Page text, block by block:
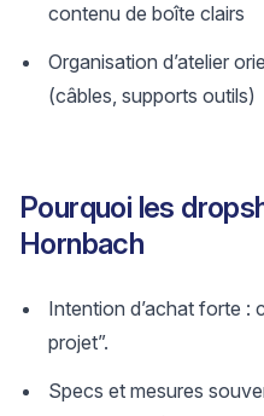
contenu de boîte clairs
Organisation d’atelier
(câbles, supports outils)
Pourquoi les
Hornbach
Intention d’achat forte :
projet”.
Specs et mesures